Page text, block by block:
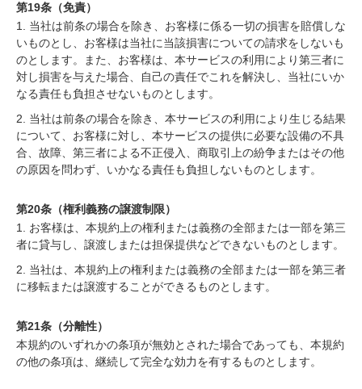
第19条（免責）
1. 当社は前条の場合を除き、お客様に係る一切の損害を賠償しな
いものとし、お客様は当社に当該損害についての請求をしないも
のとします。また、お客様は、本サービスの利用により第三者に
対し損害を与えた場合、自己の責任でこれを解決し、当社にいか
なる責任も負担させないものとします。
2. 当社は前条の場合を除き、本サービスの利用により生じる結果
について、お客様に対し、本サービスの提供に必要な設備の不具
合、故障、第三者による不正侵入、商取引上の紛争またはその他
の原因を問わず、いかなる責任も負担しないものとします。
第20条（権利義務の譲渡制限）
1. お客様は、本規約上の権利または義務の全部または一部を第三
者に貸与し、譲渡しまたは担保提供などできないものとします。
2. 当社は、本規約上の権利または義務の全部または一部を第三者
に移転または譲渡することができるものとします。
第21条（分離性）
本規約のいずれかの条項が無効とされた場合であっても、本規約
の他の条項は、継続して完全な効力を有するものとします。